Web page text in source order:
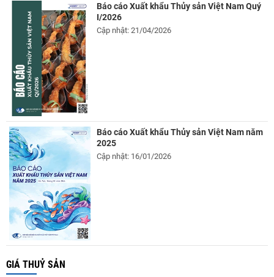
Báo cáo Xuất khẩu Thủy sản Việt Nam Quý
I/2026
Cập nhật: 21/04/2026
Báo cáo Xuất khẩu Thủy sản Việt Nam năm
2025
Cập nhật: 16/01/2026
GIÁ THUỶ SẢN